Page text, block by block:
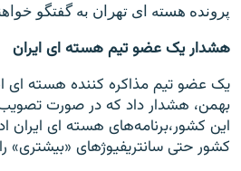
پرونده هسته ای تهران به گفتگو
هشدار یک عضو تیم هسته ای ایران
بهمن، هشدار داد که در صورت
اين کشور،برنامه‌های هسته‌ ای ايران
کشور حتی سانتريفيوژهای «بيشتری»